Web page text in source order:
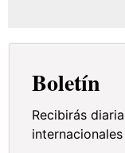
Boletín
Recibirás